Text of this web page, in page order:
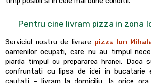
Pentru cine livram pizza in zona
Serviciul nostru de livrare pizza Ion
oamenilor ocupati, care nu au timpul
piarda timpul cu prepararea hranei. Daca
confruntati cu lipsa de idei in bucatarie